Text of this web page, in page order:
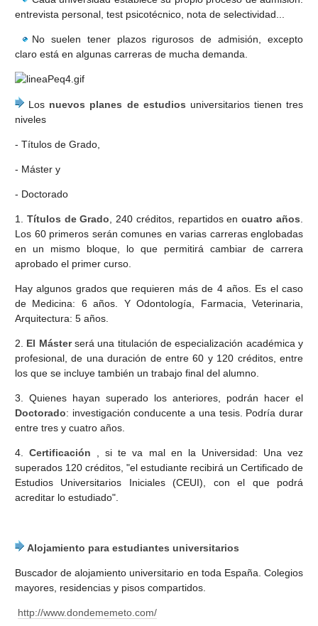
entrevista personal, test psicotécnico, nota de selectividad...
No suelen tener plazos rigurosos de admisión, excepto
claro está en algunas carreras de mucha demanda.
Los nuevos planes de estudios universitarios tienen tres
niveles
- Títulos de Grado,
- Máster y
- Doctorado
1. Títulos de Grado , 240 créditos, repartidos encuatro años
Los 60 primeros serán comunes en varias carreras englobadas
en un mismo bloque, lo que permitirá cambiar de carrera
aprobado el primer curso.
Hay algunos grados que requieren más de 4 años. Es el caso
de Medicina: 6 años. Y Odontología, Farmacia, Veterinaria,
Arquitectura: 5 años.
2. El Másterserá una titulación de especialización académica y
profesional, de una duración de entre 60 y 120 créditos, entre
los que se incluye también un trabajo final del alumno.
3. Quienes hayan superado los anteriores, podrán hacer el
Doctorado: investigación conducente a una tesis. Podría durar
entre tres y cuatro años.
4.Certificación , si te va mal en la Universidad: Una vez
superados 120 créditos, "el estudiante recibirá un Certificado de
Estudios Universitarios Iniciales (CEUI), con el que podrá
acreditar lo estudiado".
Alojamiento para estudiantes universitarios
Buscador de alojamiento universitario en toda España. Colegios
mayores, residencias y pisos compartidos.
http://www.dondememeto.com/